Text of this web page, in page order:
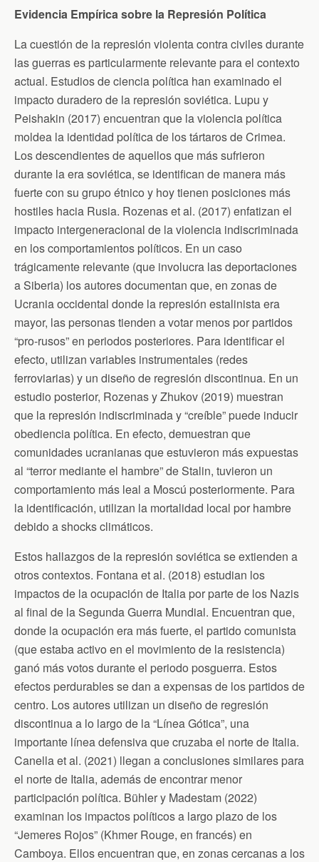
Evidencia Empírica sobre la Represión Política
La cuestión de la represión violenta contra civiles durante
las guerras es particularmente relevante para el contexto
actual. Estudios de ciencia política han examinado el
impacto duradero de la represión soviética. Lupu y
Peishakin (2017) encuentran que la violencia política
moldea la identidad política de los tártaros de Crimea.
Los descendientes de aquellos que más sufrieron
durante la era soviética, se identifican de manera más
fuerte con su grupo étnico y hoy tienen posiciones más
hostiles hacia Rusia. Rozenas et al. (2017) enfatizan el
impacto intergeneracional de la violencia indiscriminada
en los comportamientos políticos. En un caso
trágicamente relevante (que involucra las deportaciones
a Siberia) los autores documentan que, en zonas de
Ucrania occidental donde la represión estalinista era
mayor, las personas tienden a votar menos por partidos
“pro-rusos” en periodos posteriores. Para identificar el
efecto, utilizan variables instrumentales (redes
ferroviarias) y un diseño de regresión discontinua. En un
estudio posterior, Rozenas y Zhukov (2019) muestran
que la represión indiscriminada y “creíble” puede inducir
obediencia política. En efecto, demuestran que
comunidades ucranianas que estuvieron más expuestas
al “terror mediante el hambre” de Stalin, tuvieron un
comportamiento más leal a Moscú posteriormente. Para
la identificación, utilizan la mortalidad local por hambre
debido a shocks climáticos.
Estos hallazgos de la represión soviética se extienden a
otros contextos. Fontana et al. (2018) estudian los
impactos de la ocupación de Italia por parte de los Nazis
al final de la Segunda Guerra Mundial. Encuentran que,
donde la ocupación era más fuerte, el partido comunista
(que estaba activo en el movimiento de la resistencia)
ganó más votos durante el periodo posguerra. Estos
efectos perdurables se dan a expensas de los partidos de
centro. Los autores utilizan un diseño de regresión
discontinua a lo largo de la “Línea Gótica”, una
importante línea defensiva que cruzaba el norte de Italia.
Canella et al. (2021) llegan a conclusiones similares para
el norte de Italia, además de encontrar menor
participación política. Bühler y Madestam (2022)
examinan los impactos políticos a largo plazo de los
“Jemeres Rojos” (Khmer Rouge, en francés) en
Camboya. Ellos encuentran que, en zonas cercanas a los